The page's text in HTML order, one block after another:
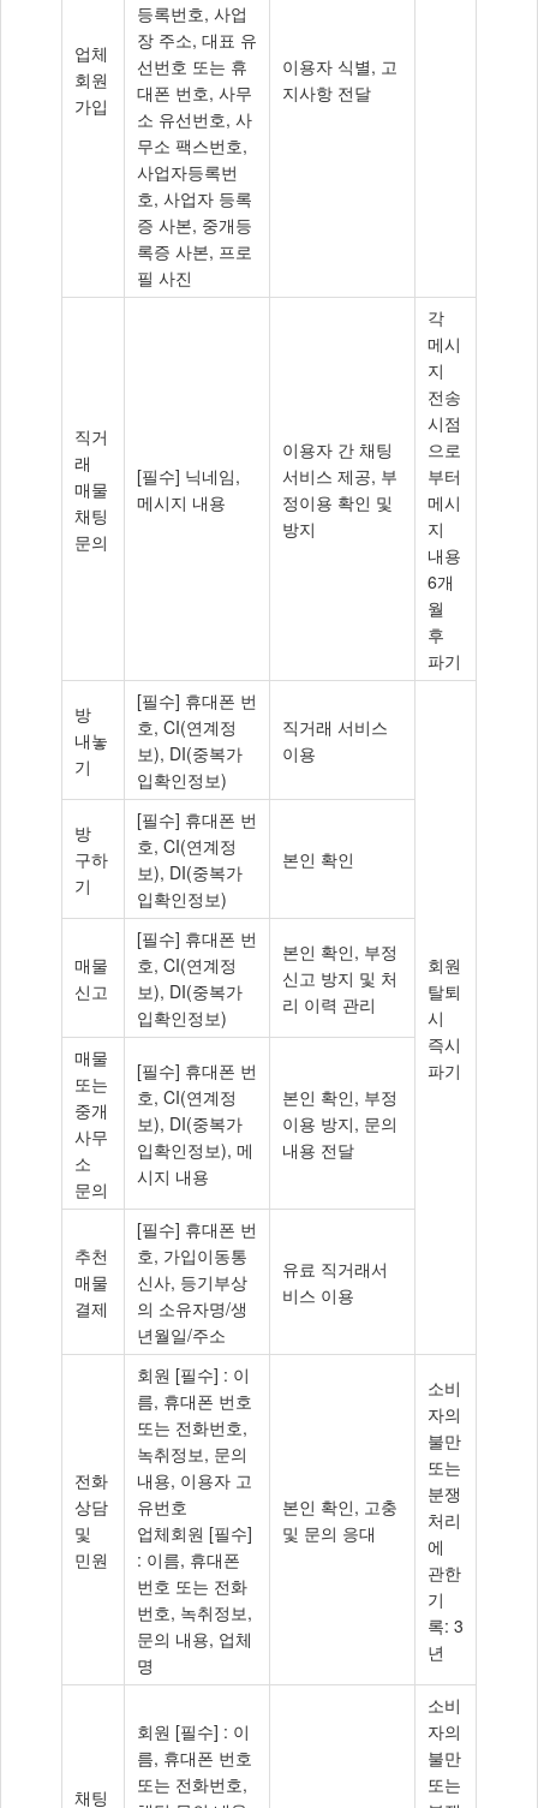
업체
회원
가입
등록번호, 사업
장 주소, 대표 유
선번호 또는 휴
대폰 번호, 사무
소 유선번호, 사
무소 팩스번호,
사업자등록번
호, 사업자 등록
증 사본, 중개등
록증 사본, 프로
필 사진
이용자 식별, 고
지사항 전달
직거
래
매물
채팅
문의
[필수] 닉네임,
메시지 내용
이용자 간 채팅
서비스 제공, 부
정이용 확인 및
방지
각
메시
지
전송
시점
으로
부터
메시
지
내용
6개
월
후
파기
방
내놓
기
[필수] 휴대폰 번
호, CI(연계정
보), DI(중복가
입확인정보)
직거래 서비스
이용
회원
탈퇴
시
즉시
파기
방
구하
기
[필수] 휴대폰 번
호, CI(연계정
보), DI(중복가
입확인정보)
본인 확인
매물
신고
[필수] 휴대폰 번
호, CI(연계정
보), DI(중복가
입확인정보)
본인 확인, 부정
신고 방지 및 처
리 이력 관리
매물
또는
중개
사무
소
문의
[필수] 휴대폰 번
호, CI(연계정
보), DI(중복가
입확인정보), 메
시지 내용
본인 확인, 부정
이용 방지, 문의
내용 전달
추천
매물
결제
[필수] 휴대폰 번
호, 가입이동통
신사, 등기부상
의 소유자명/생
년월일/주소
유료 직거래서
비스 이용
전화
상담
및
민원
회원 [필수] : 이
름, 휴대폰 번호
또는 전화번호,
녹취정보, 문의
내용, 이용자 고
유번호
업체회원 [필수]
: 이름, 휴대폰
번호 또는 전화
번호, 녹취정보,
문의 내용, 업체
명
본인 확인, 고충
및 문의 응대
소비
자의
불만
또는
분쟁
처리
에
관한
기
록: 3
년
채팅
회원 [필수] : 이
름, 휴대폰 번호
또는 전화번호,
소비
자의
불만
또는